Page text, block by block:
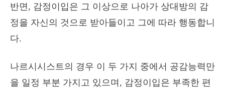
반면, 감정이입은 그 이상으로 나아가 상대방의 감
정을 자신의 것으로 받아들이고 그에 따라 행동합니
다.
나르시시스트의 경우 이 두 가지 중에서 공감능력만
을 일정 부분 가지고 있으며, 감정이입은 부족한 편